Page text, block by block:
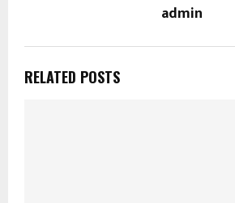
admin
RELATED POSTS